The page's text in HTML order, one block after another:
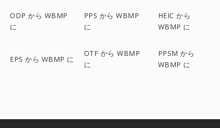
ODP から WBMP
に
PPS から WBMP
に
HEIC から
WBMP に
EPS から WBMP に
OTF から WBMP
に
PPSM から
WBMP に